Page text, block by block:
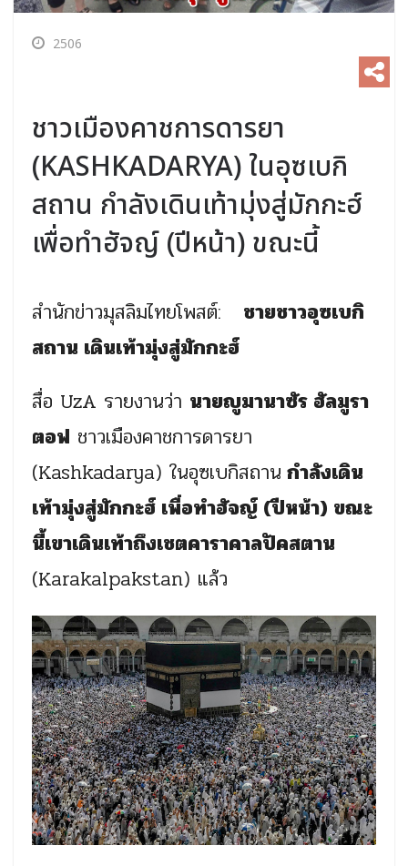
2506
ชาวเมืองคาชการดารยา
(KASHKADARYA) ในอุซเบกิ
สถาน กำลังเดินเท้ามุ่งสู่มักกะฮ์
เพื่อทำฮัจญ์ (ปีหน้า) ขณะนี้
สำนักข่าวมุสลิมไทยโพสต์: ชายชาวอุซเบกิ
สถาน เดินเท้ามุ่งสู่มักกะฮ์
สื่อ UzA รายงานว่า นายญูมานาซัร ฮัลมูรา
ตอฟ ชาวเมืองคาชการดารยา
(Kashkadarya) ในอุซเบกิสถาน กำลังเดิน
เท้ามุ่งสู่มักกะฮ์ เพื่อทำฮัจญ์ (ปีหน้า) ขณะ
นี้เขาเดินเท้าถึงเชตคาราคาลปัคสตาน
(Karakalpakstan) แล้ว